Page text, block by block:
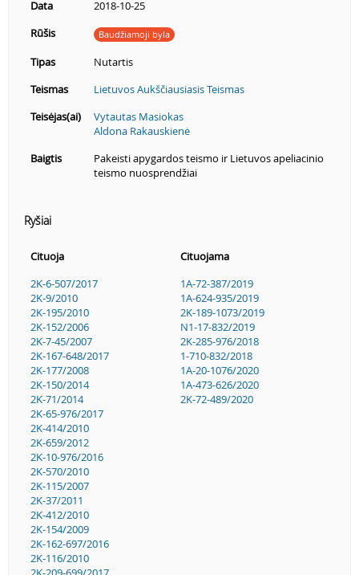
Data
2018-10-25
Rūšis
Baudžiamoji byla
Tipas
Nutartis
Teismas
Lietuvos Aukščiausiasis Teismas
Teisėjas(ai)
Vytautas Masiokas
Aldona Rakauskienė
Baigtis
Pakeisti apygardos teismo ir Lietuvos apeliacinio
teismo nuosprendžiai
Ryšiai
Cituoja
Cituojama
2K-6-507/2017
2K-9/2010
2K-195/2010
2K-152/2006
2K-7-45/2007
2K-167-648/2017
2K-177/2008
2K-150/2014
2K-71/2014
2K-65-976/2017
2K-414/2010
2K-659/2012
2K-10-976/2016
2K-570/2010
2K-115/2007
2K-37/2011
2K-412/2010
2K-154/2009
2K-162-697/2016
2K-116/2010
1A-72-387/2019
1A-624-935/2019
2K-189-1073/2019
N1-17-832/2019
2K-285-976/2018
1-710-832/2018
1A-20-1076/2020
1A-473-626/2020
2K-72-489/2020